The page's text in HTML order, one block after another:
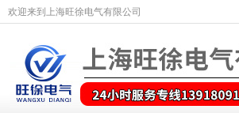
欢迎来到上海旺徐电气有限公司